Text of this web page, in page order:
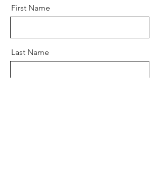
First Name
Last Name